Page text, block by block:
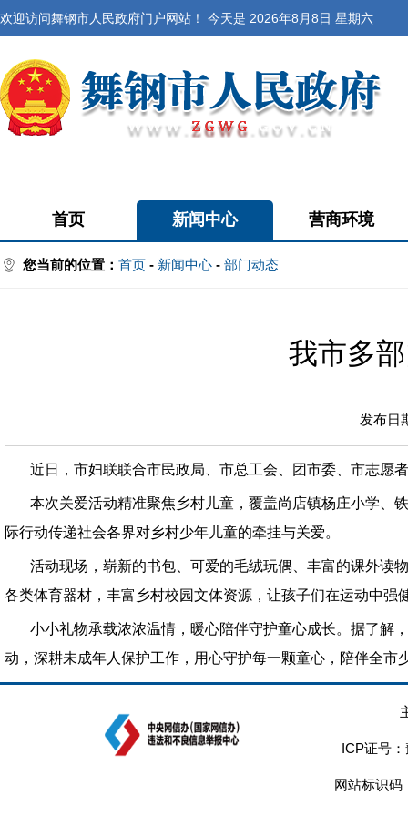
欢迎访问舞钢市人民政府门户网站！ 今天是 2026年8月8日 星期六
首页 新闻中心 营商环境
您当前的位置： 首页 - 新闻中心 - 部门动态
我市多
发布日
近日，市妇联联合市民政局、市总工会、团市委、市志愿
本次关爱活动精准聚焦乡村儿童，覆盖尚店镇杨庄小学、
际行动传递社会各界对乡村少年儿童的牵挂与关爱。
活动现场，崭新的书包、可爱的毛绒玩偶、丰富的课外读
各类体育器材，丰富乡村校园文体资源，让孩子们在运动中强
小小礼物承载浓浓温情，暖心陪伴守护童心成长。据了解
动，深耕未成年人保护工作，用心守护每一颗童心，陪伴全市
ICP证号：
网站标识码